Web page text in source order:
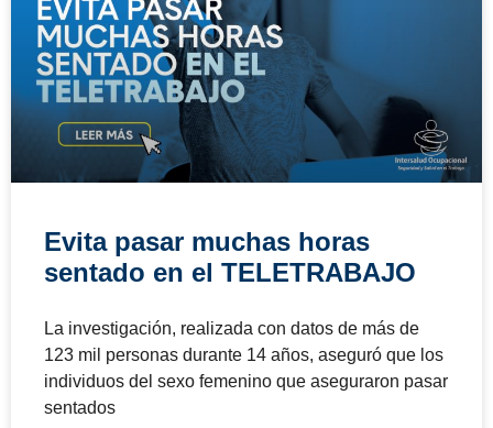
Evita pasar muchas horas
sentado en el TELETRABAJO
La investigación, realizada con datos de más de
123 mil personas durante 14 años, aseguró que los
individuos del sexo femenino que aseguraron pasar
sentados